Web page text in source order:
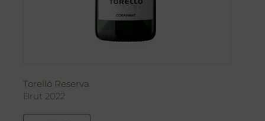
Torelló Reserva
Brut 2022